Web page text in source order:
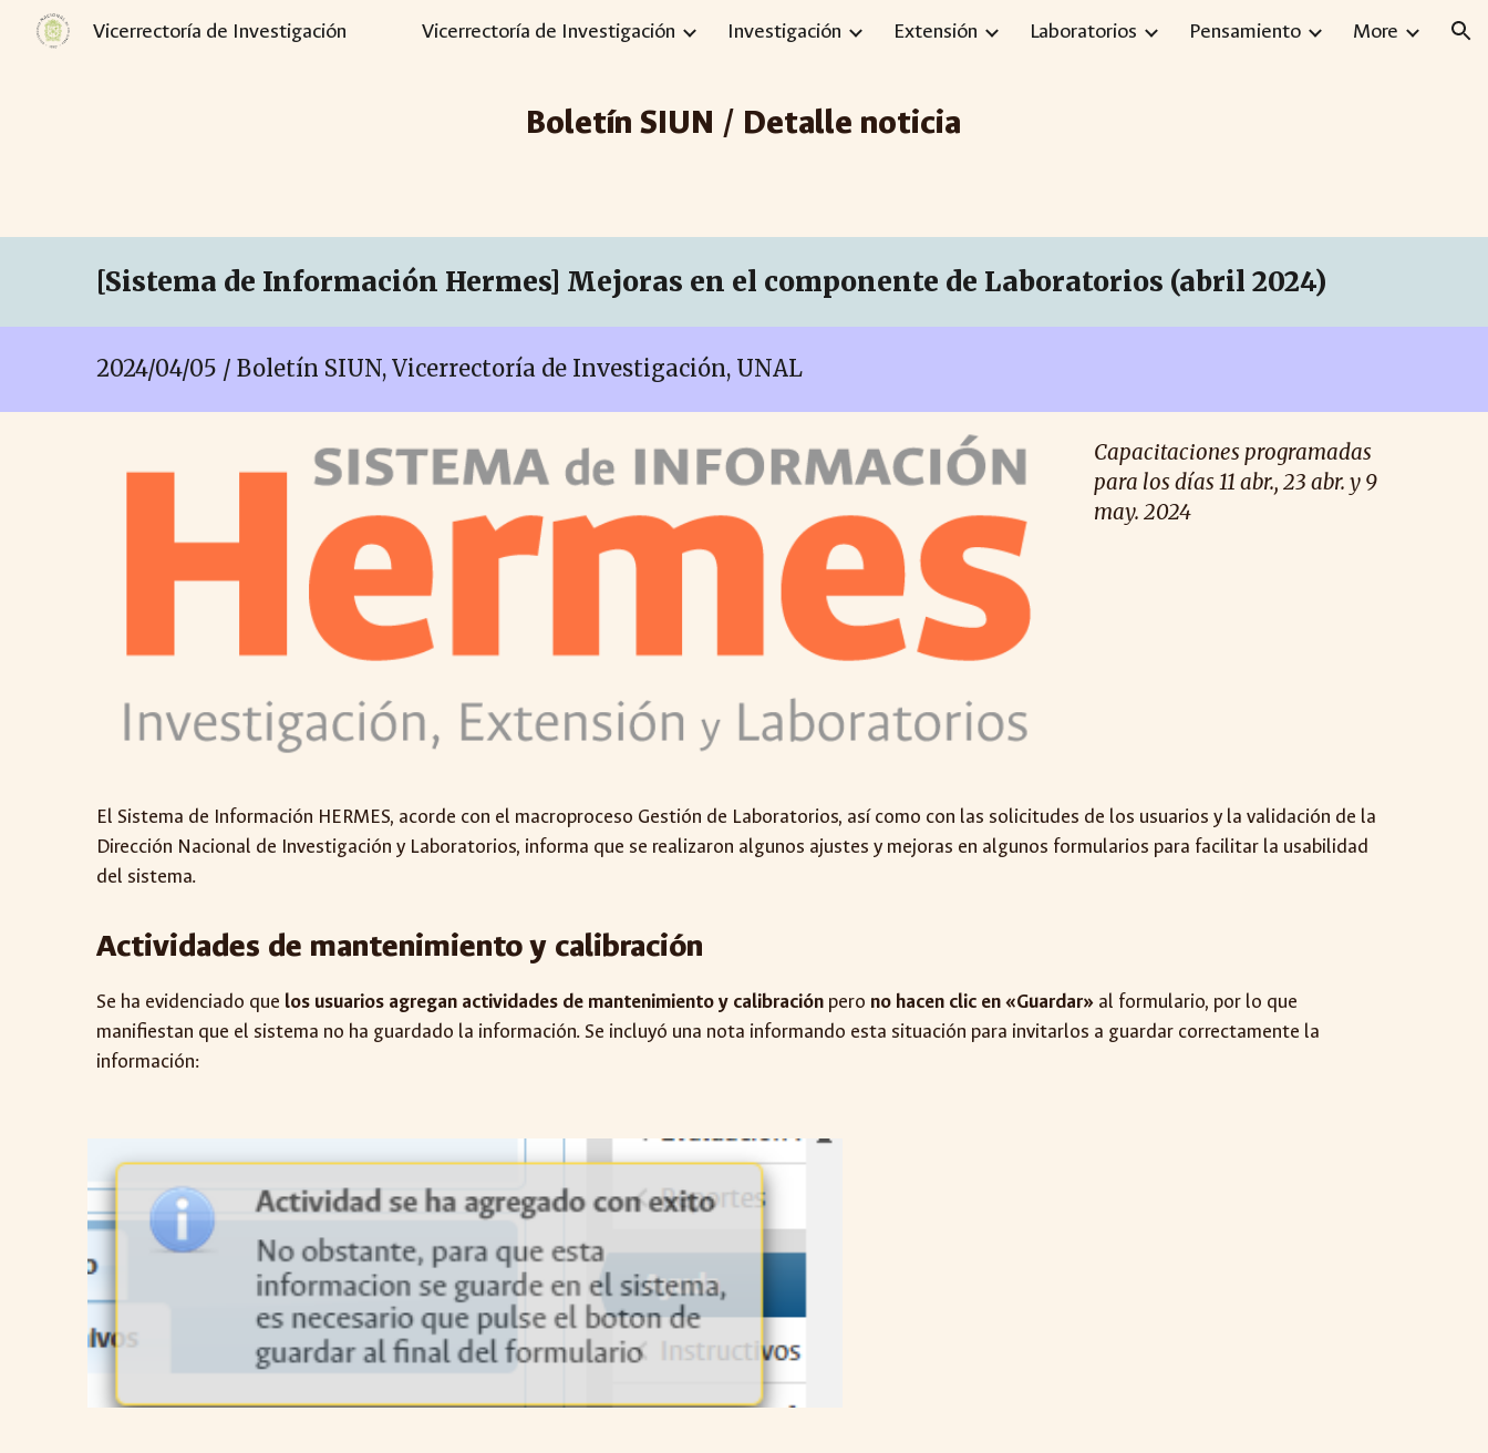
Skip to main content Skip to navigation
Vicerrectoría de Investigación Vicerrectoría de Investigación Investigación Extensión Laboratorios Pensamiento More
Boletín SIUN / Detalle noticia
[Sistema de Información Hermes] Mejoras en el componente de Laboratorios (abril 2024)
2024/04/05 / Boletín SIUN, Vicerrectoría de Investigación, UNAL
Capacitaciones programadas
para los días 11 abr., 23 abr. y 9
may. 2024
El Sistema de Información HERMES, acorde con el macroproceso Gestión de Laboratorios, así como con las solicitudes de los usuarios y la validación de la
Dirección Nacional de Investigación y Laboratorios, informa que se realizaron algunos ajustes y mejoras en algunos formularios para facilitar la usabilidad
del sistema.
Actividades de mantenimiento y calibración
Se ha evidenciado que los usuarios agregan actividades de mantenimiento y calibración pero no hacen clic en «Guardar» al formulario, por lo que
manifiestan que el sistema no ha guardado la información. Se incluyó una nota informando esta situación para invitarlos a guardar correctamente la
información: